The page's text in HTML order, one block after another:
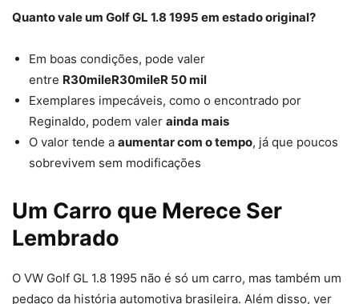
Quanto vale um Golf GL 1.8 1995 em estado original?
Em boas condições, pode valer
entre R30mileR30mileR 50 mil
Exemplares impecáveis, como o encontrado por
Reginaldo, podem valer ainda mais
O valor tende a aumentar com o tempo, já que poucos
sobrevivem sem modificações
Um Carro que Merece Ser
Lembrado
O VW Golf GL 1.8 1995 não é só um carro, mas também um
pedaço da história automotiva brasileira. Além disso, ver